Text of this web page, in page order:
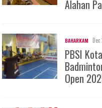
Alahan
BAHARKAM
PBSI
Open